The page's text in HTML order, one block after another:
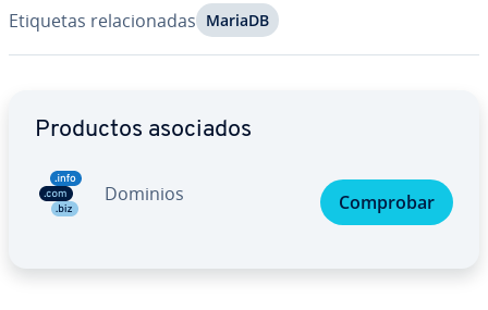
Etiquetas re­la­cio­na­das MariaDB
Productos asociados
Dominios Comprobar